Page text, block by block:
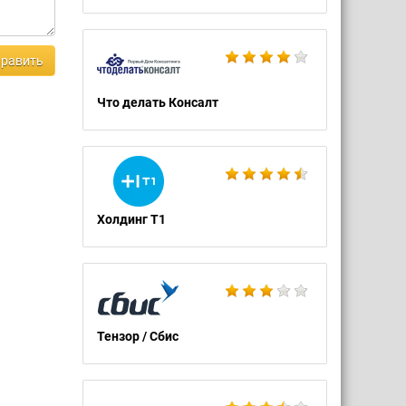
Что делать Консалт
Холдинг Т1
Тензор / Сбис